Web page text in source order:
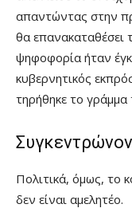
απαντώντας στην
θα επανακαταθέσει
ψηφοφορία ήταν
κυβερνητικός
τηρήθηκε το
Πολιτικά, όμως, το
δεν είναι αμελητέο.